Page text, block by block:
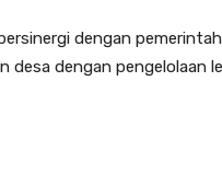
dengan
desa dengan